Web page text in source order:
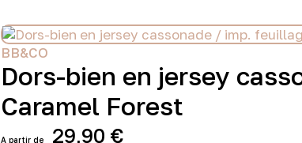
choisies
sur
la
page
du
produit
a
plusieurs
variations.
Les
options
peuvent
être
BB&CO
Dors-bien en jersey
Caramel Forest
29,90 €